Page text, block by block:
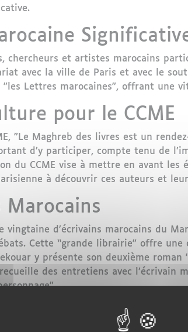
chercheurs et artistes marocains
avec la ville de Paris et avec le
"les Lettres marocaines", offrant une
pour le CCME
"Le Maghreb des livres est un
d’y participer, compte tenu de
du CCME vise à mettre en avant les
à découvrir ces auteurs et
Marocains
vingtaine d’écrivains marocains du
Cette “grande librairie” offre
y présente son deuxième
des entretiens avec
thèmes tels que "cultures
1944)". Des sujets comme